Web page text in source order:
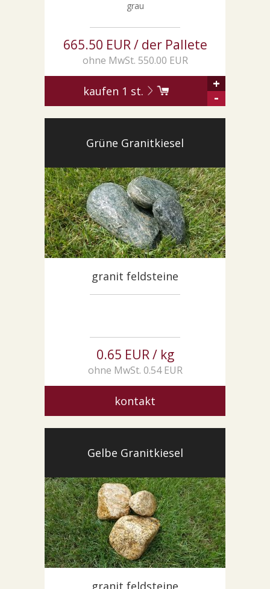
grau
665.50 EUR / der Pallete
ohne MwSt. 550.00 EUR
kaufen 1 st.
+
-
Grüne Granitkiesel
granit feldsteine
0.65 EUR / kg
ohne MwSt. 0.54 EUR
kontakt
Gelbe Granitkiesel
granit feldsteine